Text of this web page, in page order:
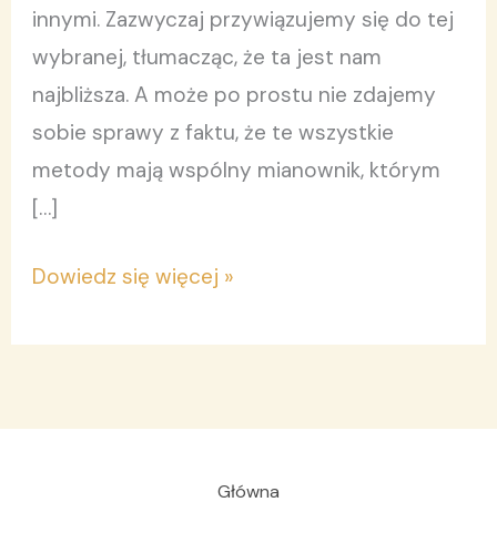
innymi. Zazwyczaj przywiązujemy się do tej
wybranej, tłumacząc, że ta jest nam
najbliższa. A może po prostu nie zdajemy
sobie sprawy z faktu, że te wszystkie
metody mają wspólny mianownik, którym
[…]
Dowiedz się więcej »
Główna